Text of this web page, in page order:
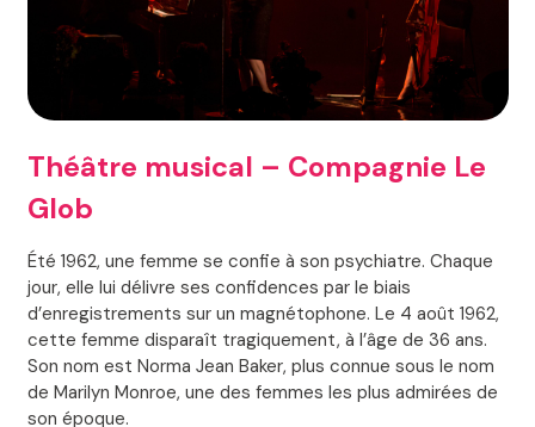
Théâtre musical – Compagnie Le
Glob
Été 1962, une femme se confie à son psychiatre. Chaque
jour, elle lui délivre ses confidences par le biais
d’enregistrements sur un magnétophone. Le 4 août 1962,
cette femme disparaît tragiquement, à l’âge de 36 ans.
Son nom est Norma Jean Baker, plus connue sous le nom
de Marilyn Monroe, une des femmes les plus admirées de
son époque.